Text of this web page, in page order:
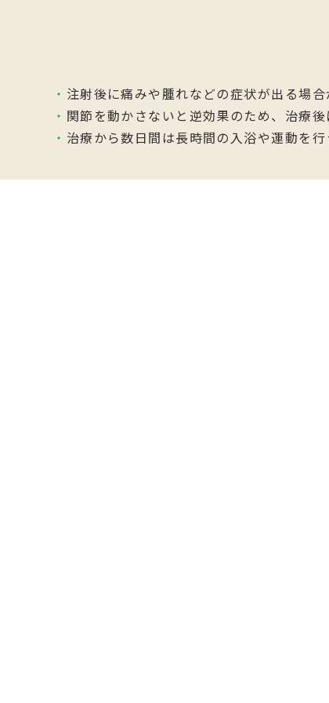
・ 注射後に痛みや腫れなどの症状が出る場
・ 関節を動かさないと逆効果のため、治療
・ 治療から数日間は長時間の入浴や運動を